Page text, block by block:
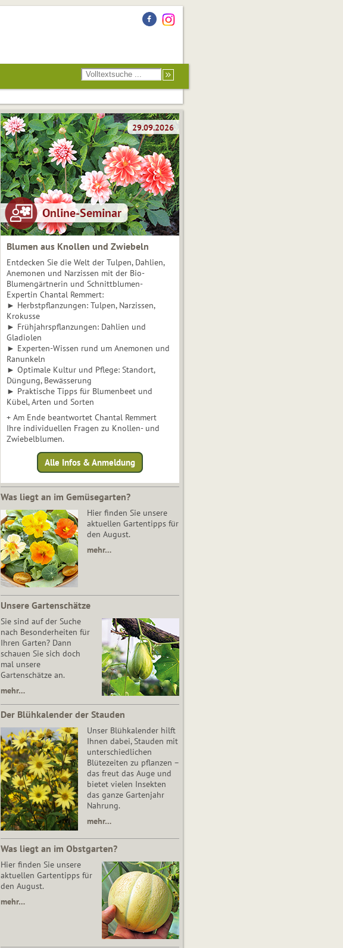
Blumen aus Knollen und Zwiebeln
Entdecken Sie die Welt der Tulpen, Dahlien,
Anemonen und Narzissen mit der Bio-
Blumengärtnerin und Schnittblumen-
Expertin Chantal Remmert:
► Herbstpflanzungen: Tulpen, Narzissen,
Krokusse
► Frühjahrspflanzungen: Dahlien und
Gladiolen
► Experten-Wissen rund um Anemonen und
Ranunkeln
► Optimale Kultur und Pflege: Standort,
Düngung, Bewässerung
► Praktische Tipps für Blumenbeet und
Kübel, Arten und Sorten
+ Am Ende beantwortet Chantal Remmert
Ihre individuellen Fragen zu Knollen- und
Zwiebelblumen.
Alle Infos & Anmeldung
Was liegt an im Gemüsegarten?
Hier finden Sie unsere
aktuellen Gartentipps für
den August.
mehr…
Unsere Gartenschätze
Sie sind auf der Suche
nach Besonderheiten für
Ihren Garten? Dann
schauen Sie sich doch
mal unsere
Gartenschätze an.
mehr…
Der Blühkalender der Stauden
Unser Blühkalender hilft
Ihnen dabei, Stauden mit
unterschiedlichen
Blütezeiten zu pflanzen –
das freut das Auge und
bietet vielen Insekten
das ganze Gartenjahr
Nahrung.
mehr…
Was liegt an im Obstgarten?
Hier finden Sie unsere
aktuellen Gartentipps für
den August.
mehr…